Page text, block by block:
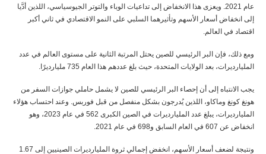
عام 2021. ويعزى هذا الانخفاض إلى تداعيات الوباء والتوتر الجيوسياسي، اللذين أدَّيا
إلى انخفاض أسعار الأسهم وتأثيرهما السلبي على النمو الاقتصادي في ثاني أكبر
اقتصاد في العالم.
ومع ذلك، فإن البر الرئيسي للصين يحتل المرتبة الثانية على مستوى العالم في عدد
المليارديرات، بعد الولايات المتحدة، حيث بلغ عددهم هذا العام 735 مليارديرًا.
يجب الانتباه إلى أن إحصاء البر الرئيسي للصين لا يشمل حاملي جوازات السفر من
هونغ كونغ وماكاو، اللذين يُدرجون بشكل منفصل من قبل فوربس. وعند احتساب هؤلاء
المليارديرات، يبلغ عدد المليارديرات في الصين الكبرى 562 في عام 2023، وهو
انخفاض عن 607 في العام السابق و698 في عام 2021.
ونتيجة لضعف أسعار الأسهم، انخفض إجمالي ثروة المليارديرات الصينيين إلى 1.67